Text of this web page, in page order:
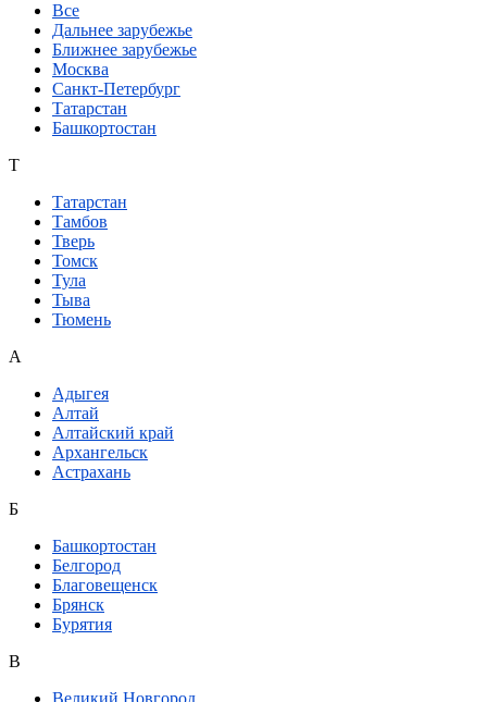
Все
Дальнее зарубежье
Ближнее зарубежье
Москва
Санкт-Петербург
Татарстан
Башкортостан
Т
Татарстан
Тамбов
Тверь
Томск
Тула
Тыва
Тюмень
А
Адыгея
Алтай
Алтайский край
Архангельск
Астрахань
Б
Башкортостан
Белгород
Благовещенск
Брянск
Бурятия
В